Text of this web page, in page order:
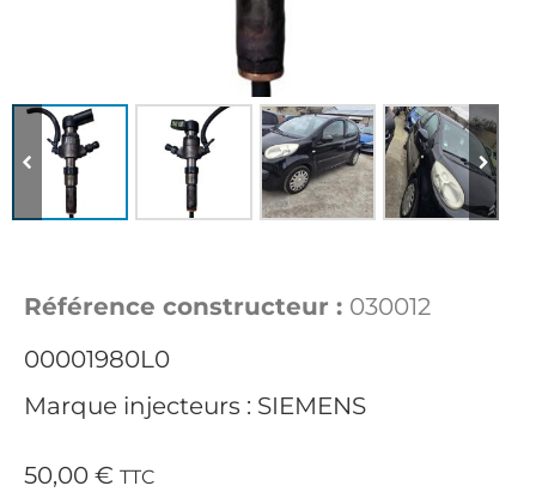
Référence constructeur : 030012
00001980L0
Marque injecteurs : SIEMENS
50,00 € TTC